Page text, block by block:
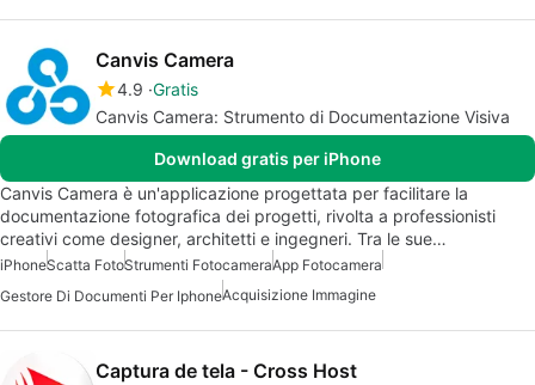
Canvis Camera
4.9 Gratis
Canvis Camera: Strumento di Documentazione Visiva
Download gratis per iPhone
Canvis Camera è un'applicazione progettata per facilitare la
documentazione fotografica dei progetti, rivolta a professionisti
creativi come designer, architetti e ingegneri. Tra le sue…
iPhoneScatta FotoStrumenti FotocameraApp Fotocamera
Gestore Di Documenti Per IphoneAcquisizione Immagine
Captura de tela - Cross Host